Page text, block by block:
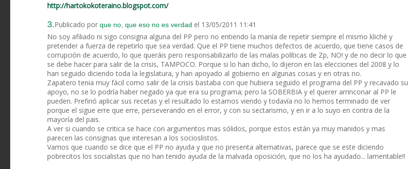
http://hartokokoteraino.blogspot.com/
3.Publicado por que no, que eso no es verdad el 13/05/2011 11:41
No soy afiliado ni sigo consigna alguna del PP pero no entiendo la manía de repetir siempre el mismo kliché y
pretender a fuerza de repetirlo que sea verdad. Que el PP tiene muchos defectos de acuerdo, que tiene casos de
corrupción de acuerdo, lo que queráis pero responsabilizarlo de las malas políticas de Zp, NO! y de no decir lo que
se debe hacer para salir de la crisis, TAMPOCO. Porque si lo han dicho, lo dijeron en las elecciones del 2008 y lo
han seguido diciendo toda la legislatura, y han apoyado al gobierno en algunas cosas y en otras no.
Zapatero tenia muy fácil como salir de la crisis bastaba con que hubiera seguido el programa del PP y recavado su
apoyo, no se lo podría haber negado ya que era su programa; pero la SOBERBIA y el querer arrinconar al PP le
pueden. Prefirió aplicar sus recetas y el resultado lo estamos viendo y todavía no lo hemos terminado de ver
porque el sigue erre que erre, perseverando en el error, y con su sectarismo, y en ir a lo suyo en contra de la
mayoría del pais.
A ver si cuando se critica se hace con argumentos mas sólidos, porque estos están ya muy manidos y mas
parecen las consignas que interesan a los socioslistos.
Vamos que cuando se dice que el PP no ayuda y que no presenta alternativas, parece que se este diciendo
pobrecitos los socialistas que no han tenido ayuda de la malvada oposición, que no los ha ayudado... lamentable!!